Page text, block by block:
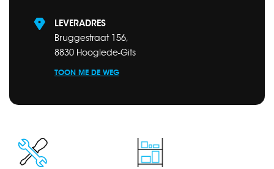
LEVERADRES
Bruggestraat 156,
8830 Hooglede-Gits
TOON ME DE WEG